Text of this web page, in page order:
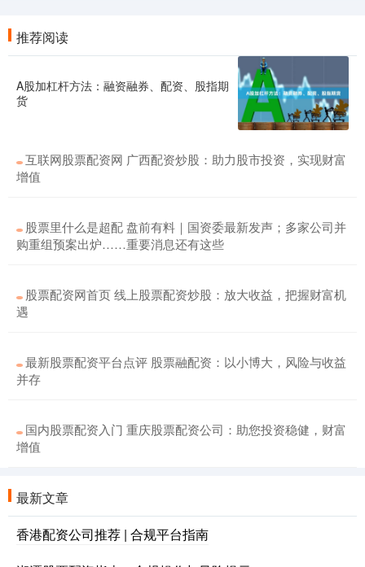
推荐阅读
A股加杠杆方法：融资融券、配资、股指期
货
互联网股票配资网 广西配资炒股：助力股市投资，实现财富
增值
股票里什么是超配 盘前有料｜国资委最新发声；多家公司并
购重组预案出炉……重要消息还有这些
股票配资网首页 线上股票配资炒股：放大收益，把握财富机
遇
最新股票配资平台点评 股票融配资：以小博大，风险与收益
并存
国内股票配资入门 重庆股票配资公司：助您投资稳健，财富
增值
最新文章
香港配资公司推荐 | 合规平台指南